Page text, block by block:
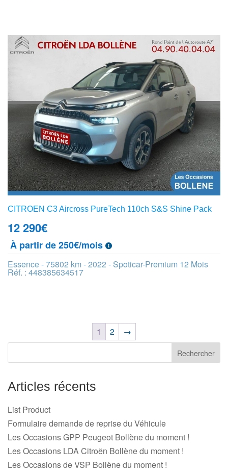
CITROEN C3 Aircross PureTech 110ch S&S Shine Pack
12 290€
À partir de 250€/mois
Essence - 75802 km - 2022 - Spoticar-Premium 12 Mois
Réf. : 448385634517
1 2 →
Articles récents
List Product
Formulaire demande de reprise du Véhicule
Les Occasions GPP Peugeot Bollène du moment !
Les Occasions LDA Citroën Bollène du moment !
Les Occasions de VSP Bollène du moment !